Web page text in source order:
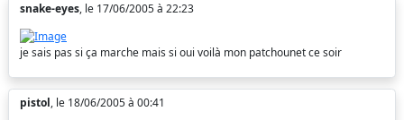
snake-eyes, le 17/06/2005 à 22:23
je sais pas si ça marche mais si oui voilà mon patchounet ce soir
pistol, le 18/06/2005 à 00:41